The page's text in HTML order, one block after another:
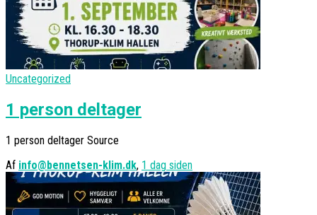
Uncategorized
1 person deltager
1 person deltager Source
Af info@bennetsen-klim.dk, 1 dag siden